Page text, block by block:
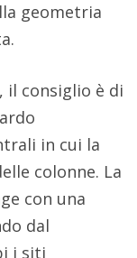
geometria
il consiglio è di
in cui la
colonne. La
con una
dal
i siti